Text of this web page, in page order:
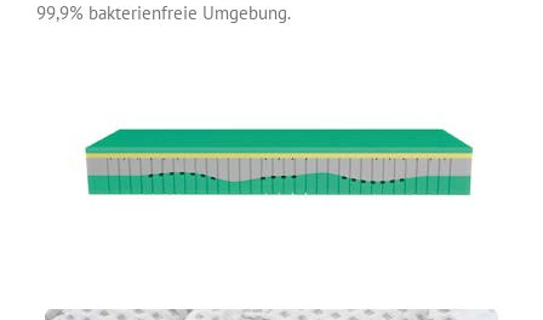
99,9% bakterienfreie Umgebung.